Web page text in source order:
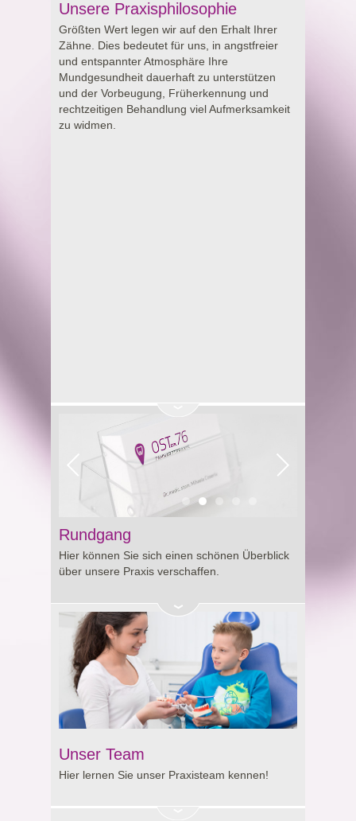
Unsere Praxisphilosophie
Größten Wert legen wir auf den Erhalt Ihrer
Zähne. Dies bedeutet für uns, in angstfreier
und entspannter Atmosphäre Ihre
Mundgesundheit dauerhaft zu unterstützen
und der Vorbeugung, Früherkennung und
rechtzeitigen Behandlung viel Aufmerksamkeit
zu widmen.
Rundgang
Hier können Sie sich einen schönen Überblick
über unsere Praxis verschaffen.
Unser Team
Hier lernen Sie unser Praxisteam kennen!